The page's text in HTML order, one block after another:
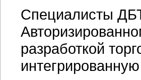
Специалисты
разработкой